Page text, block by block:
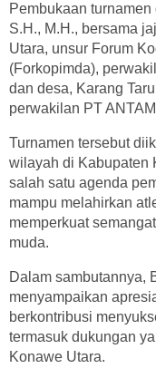
Pembukaan
S.H., M.H., bersama
Utara, unsur Forum
(Forkopimda),
dan desa, Karang
perwakilan PT
Turnamen tersebut
wilayah di Kabupaten
salah satu agenda
mampu melahirkan
memperkuat
muda.
Dalam sambutannya,
menyampaikan
berkontribusi
termasuk dukungan
Konawe Utara.